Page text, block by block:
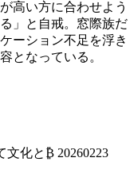
高い方に合わせよう
」と自戒。窓際族だ
ーション不足を浮き
となっている。
化と₿ 20260223